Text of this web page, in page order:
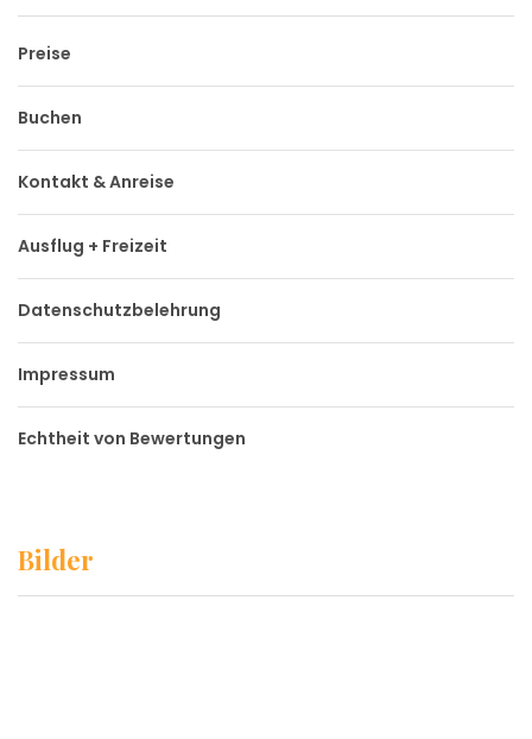
Preise
Buchen
Kontakt & Anreise
Ausflug + Freizeit
Datenschutzbelehrung
Impressum
Echtheit von Bewertungen
Bilder